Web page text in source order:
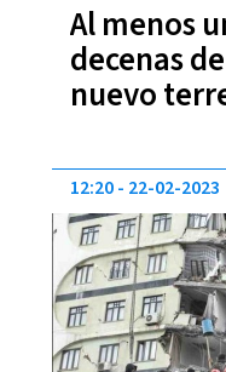
Al menos
decenas
nuevo
12:20 22-02-2023